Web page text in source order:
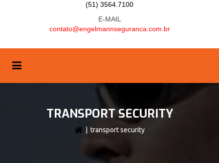
(51) 3564.7100
E-MAIL
contato@engelmannseguranca.com.br
TRANSPORT SECURITY
| transport security